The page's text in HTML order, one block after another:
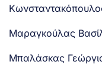
Μαραγκούλας
Μπαλάσκας